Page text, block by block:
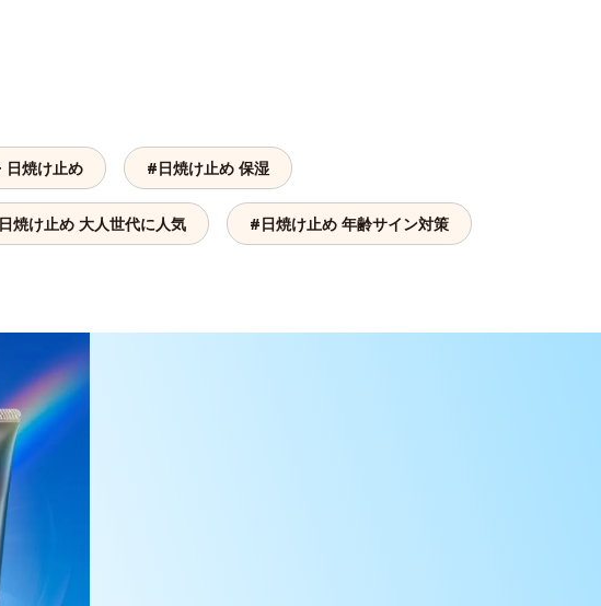
焼け止め #日焼け止め 保湿
焼け止め 大人世代に人気 #日焼け止め 年齢サイン対策